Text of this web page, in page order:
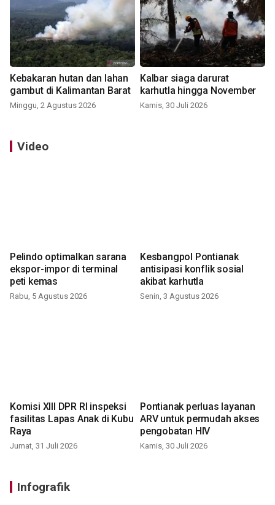
Kebakaran hutan dan lahan
gambut di Kalimantan Barat
Minggu, 2 Agustus 2026
Kalbar siaga darurat
karhutla hingga November
Kamis, 30 Juli 2026
Video
Pelindo optimalkan sarana
ekspor-impor di terminal
peti kemas
Rabu, 5 Agustus 2026
Kesbangpol Pontianak
antisipasi konflik sosial
akibat karhutla
Senin, 3 Agustus 2026
Komisi XIII DPR RI inspeksi
fasilitas Lapas Anak di Kubu
Raya
Jumat, 31 Juli 2026
Pontianak perluas layanan
ARV untuk permudah akses
pengobatan HIV
Kamis, 30 Juli 2026
Infografik